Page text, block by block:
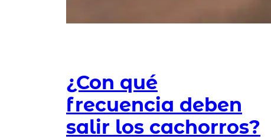
¿Con qué
frecuencia deben
salir los cachorros?